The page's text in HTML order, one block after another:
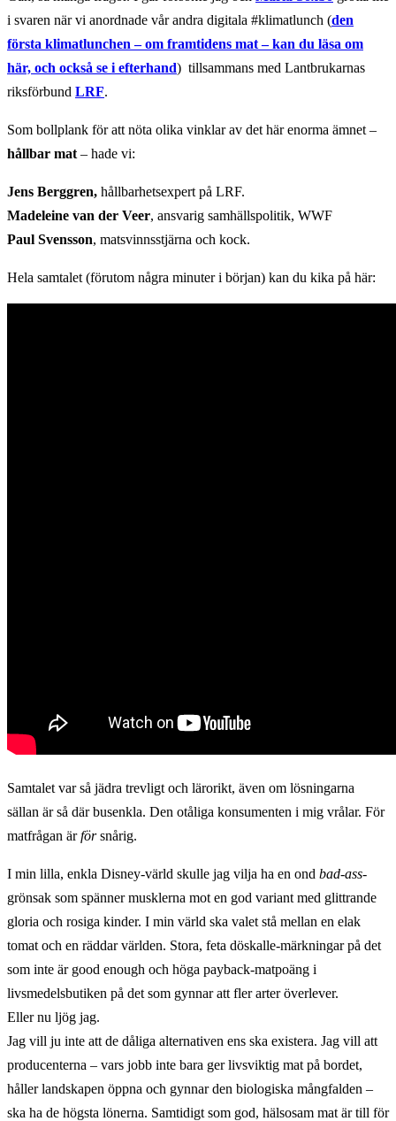
i svaren när vi anordnade vår andra digitala #klimatlunch (den
första klimatlunchen – om framtidens mat – kan du läsa om
här, och också se i efterhand) tillsammans med Lantbrukarnas
riksförbund LRF.
Som bollplank för att nöta olika vinklar av det här enorma ämnet –
hållbar mat – hade vi:
Jens Berggren, hållbarhetsexpert på LRF.
Madeleine van der Veer, ansvarig samhällspolitik, WWF
Paul Svensson, matsvinnsstjärna och kock.
Hela samtalet (förutom några minuter i början) kan du kika på här:
Samtalet var så jädra trevligt och lärorikt, även om lösningarna
sällan är så där busenkla. Den otåliga konsumenten i mig vrålar. För
matfrågan ärförsnårig.
I min lilla, enkla Disney-värld skulle jag vilja ha en ond bad-ass-
grönsak som spänner musklerna mot en god variant med glittrande
gloria och rosiga kinder. I min värld ska valet stå mellan en elak
tomat och en räddar världen. Stora, feta döskalle-märkningar på det
som inte är good enough och höga payback-matpoäng i
livsmedelsbutiken på det som gynnar att fler arter överlever.
Eller nu ljög jag.
Jag vill ju inte att de dåliga alternativen ens ska existera. Jag vill att
producenterna – vars jobb inte bara ger livsviktig mat på bordet,
håller landskapen öppna och gynnar den biologiska mångfalden –
ska ha de högsta lönerna. Samtidigt som god, hälsosam mat är till för